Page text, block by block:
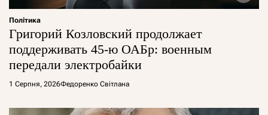
Політика
Григорий Козловский продолжает
поддерживать 45-ю ОАБр: военным
передали электробайки
1 Серпня, 2026Федоренко Світлана